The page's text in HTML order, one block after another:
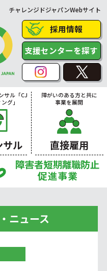
チャレンジドジャパンWebサイト
採用情報
支援センターを探す
サル「CJ
グ」
サル
障がいのある方と共に
事業を展開
直接雇用
ニュース